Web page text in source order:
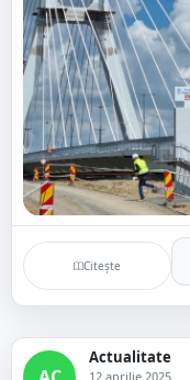
Citește
Actualitate
12 aprilie 2025